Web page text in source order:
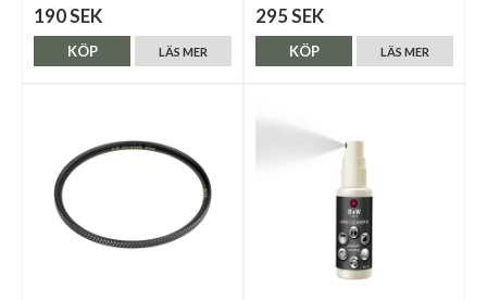
190 SEK
LÄS MER
KÖP
295 SEK
LÄS MER
KÖP